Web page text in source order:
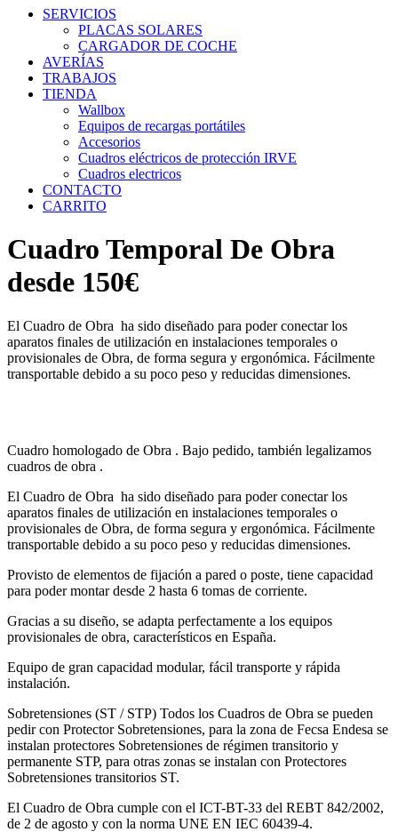
SERVICIOS
PLACAS SOLARES
CARGADOR DE COCHE
AVERÍAS
TRABAJOS
TIENDA
Wallbox
Equipos de recargas portátiles
Accesorios
Cuadros eléctricos de protección IRVE
Cuadros electricos
CONTACTO
CARRITO
Cuadro Temporal De Obra
desde 150€
El Cuadro de Obra ha sido diseñado para poder conectar los
aparatos finales de utilización en instalaciones temporales o
provisionales de Obra, de forma segura y ergonómica. Fácilmente
transportable debido a su poco peso y reducidas dimensiones.
Cuadro homologado de Obra . Bajo pedido, también legalizamos
cuadros de obra .
El Cuadro de Obra ha sido diseñado para poder conectar los
aparatos finales de utilización en instalaciones temporales o
provisionales de Obra, de forma segura y ergonómica. Fácilmente
transportable debido a su poco peso y reducidas dimensiones.
Provisto de elementos de fijación a pared o poste, tiene capacidad
para poder montar desde 2 hasta 6 tomas de corriente.
Gracias a su diseño, se adapta perfectamente a los equipos
provisionales de obra, característicos en España.
Equipo de gran capacidad modular, fácil transporte y rápida
instalación.
Sobretensiones (ST / STP) Todos los Cuadros de Obra se pueden
pedir con Protector Sobretensiones, para la zona de Fecsa Endesa se
instalan protectores Sobretensiones de régimen transitorio y
permanente STP, para otras zonas se instalan con Protectores
Sobretensiones transitorios ST.
El Cuadro de Obra cumple con el ICT-BT-33 del REBT 842/2002,
de 2 de agosto y con la norma UNE EN IEC 60439-4.